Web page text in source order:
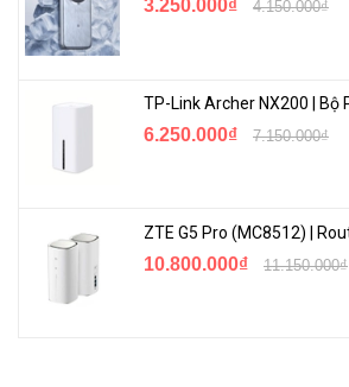
3.250.000₫ 4.150.000₫
6.250.000₫ 7.150.000₫
10.800.000₫ 11.150.000₫